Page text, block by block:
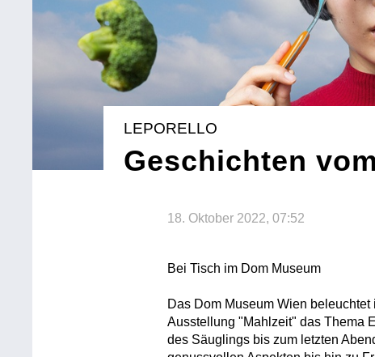
LEPORELLO
Geschichten
18. Oktober 2022, 07:52
Bei Tisch im Dom Museum
Das Dom Museum Wien
Ausstellung "Mahlzeit" das Thema
des Säuglings bis zum letzten